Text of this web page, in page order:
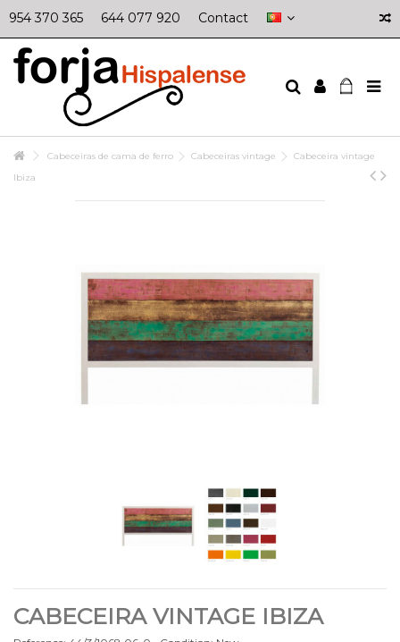
954 370 365 644 077 920 Contact
Cabeceiras de cama de ferro Cabeceiras vintage
Cabeceira vintage
Ibiza
CABECEIRA VINTAGE IBIZA